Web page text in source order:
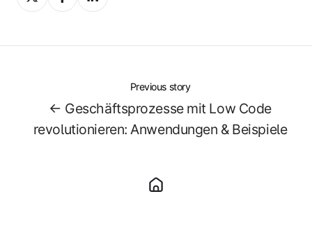
on
on
on
Previous story
← Geschäftsprozesse mit Low Code
revolutionieren: Anwendungen & Beispiele